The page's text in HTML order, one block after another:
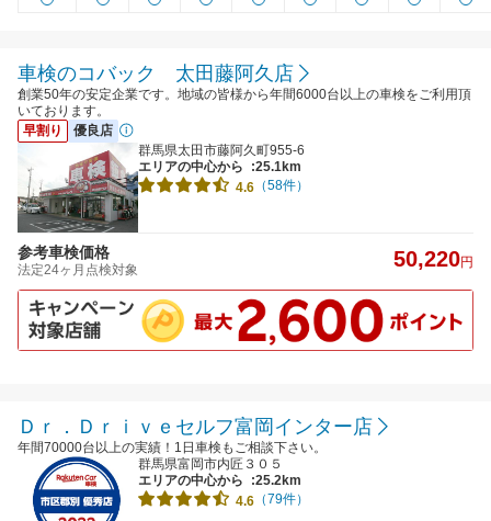
車検のコバック 太田藤阿久店
創業50年の安定企業です。地域の皆様から年間6000台以上の車検をご利用頂
いております。
早割り
優良店
群馬県太田市藤阿久町955-6
エリアの中心から
:25.1km
4.6 （58件）
参考車検価格
法定24ヶ月点検対象 50,220円
Ｄｒ．Ｄｒｉｖｅセルフ富岡インター店
年間70000台以上の実績！1日車検もご相談下さい。
群馬県富岡市内匠３０５
エリアの中心から
:25.2km
4.6 （79件）